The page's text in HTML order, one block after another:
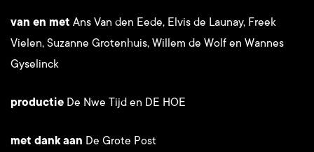
van en met Ans Van den Eede, Elvis de Launay, Freek
Vielen, Suzanne Grotenhuis, Willem de Wolf en Wannes
Gyselinck
productie De Nwe Tijd en DE HOE
met dank aan De Grote Post